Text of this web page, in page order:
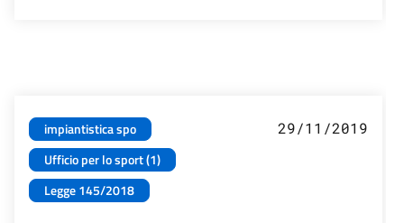
impiantistica spo
Ufficio per lo sport (1)
Legge 145/2018
29/11/2019